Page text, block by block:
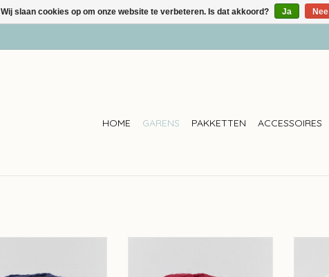
HOME GARENS PAKKETTEN ACCESSOIRES
Wij slaan cookies op om onze website te verbeteren. Is dat akkoord? Ja Nee